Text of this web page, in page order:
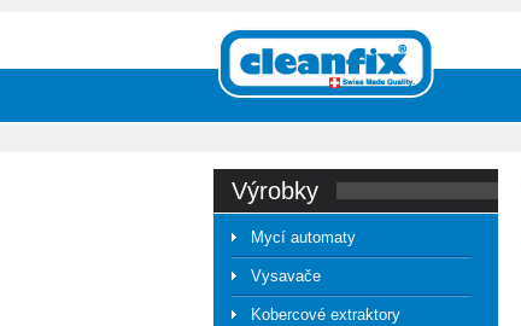
výrobky
Mycí automaty
Vysavače
Kobercové extraktory